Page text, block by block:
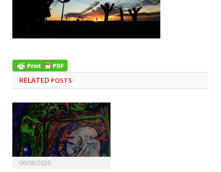
RELATED POSTS
06/08/2026